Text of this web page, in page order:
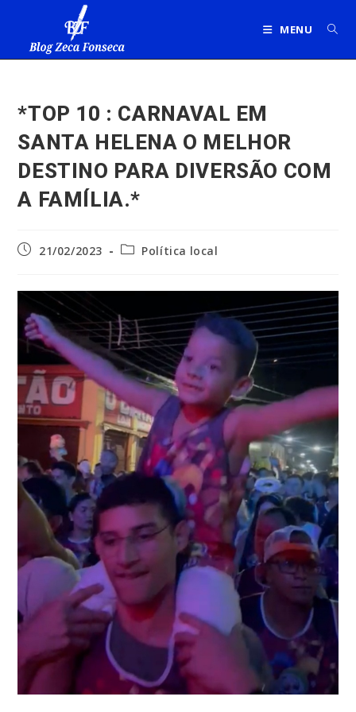
MENU
*TOP 10 : CARNAVAL EM
SANTA HELENA O MELHOR
DESTINO PARA DIVERSÃO COM
A FAMÍLIA.*
Post21/02/2023
Categoria
Política local